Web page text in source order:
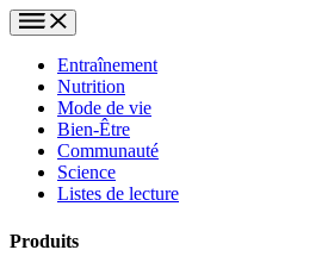
Entraînement
Nutrition
Mode de vie
Bien-Être
Communauté
Science
Listes de lecture
Produits